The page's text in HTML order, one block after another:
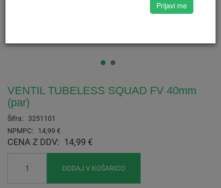
Prijavi me
VENTIL TUBELESS SQUAD FV 40mm
(par)
Šifra:
3251101
NPMPC:
14,99 €
CENA Z DDV: 14,99 €
DODAJ V KOŠARICO